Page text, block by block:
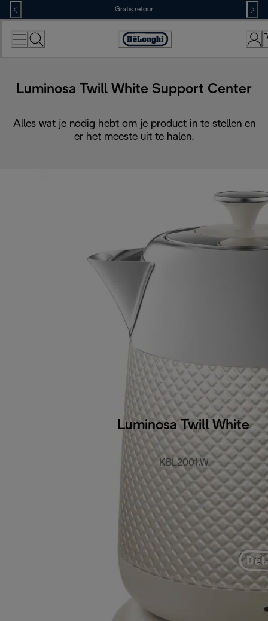
Skip
to
Content
Gratis retour
Accessibility
Luminosa Twill White Support Center
Alles wat je nodig hebt om je product in te stellen en
er het meeste uit te halen.
Luminosa Twill White
KBL2001.W